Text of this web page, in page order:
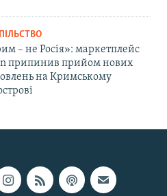
– не Росія»: маркетплейс
припинив прийом нових
на Кримському